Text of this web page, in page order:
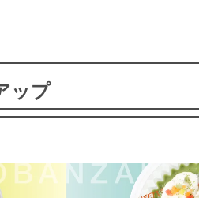
ップ